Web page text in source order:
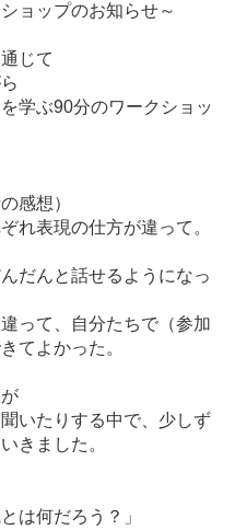
ョップのお知らせ～
じて
学ぶ90分のワークショッ
感想）
れ表現の仕方が違って。
だんと話せるようになっ
って、自分たちで（参加
てよかった。
いたりする中で、少しず
きました。
は何だろう？」